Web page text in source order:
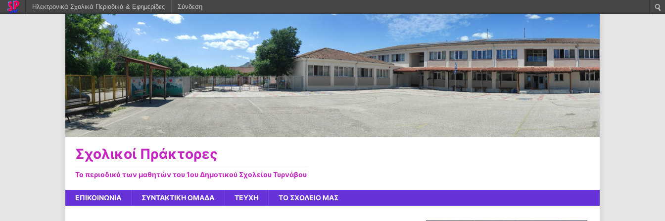
Σχολικοί Πράκτορες
Το περιοδικό των μαθητών του 1ου Δημοτικού Σχολείου Τυρνάβου
ΕΠΙΚΟΙΝΩΝΙΑ ΣΥΝΤΑΚΤΙΚΗ ΟΜΑΔΑ ΤΕΥΧΗ ΤΟ ΣΧΟΛΕΙΟ ΜΑΣ
Ηλεκτρονικά Σχολικά Περιοδικά & Εφημερίδες Σύνδεση